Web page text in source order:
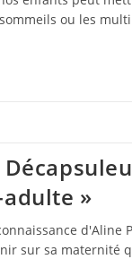
ou les
»
d'Aline
sur sa maternité